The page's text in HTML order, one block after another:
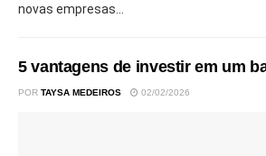
novas empresas...
5 vantagens de investir em um
POR TAYSA MEDEIROS 02/02/2026